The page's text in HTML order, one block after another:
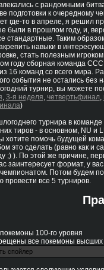
с рандомными
подготовки к очередному
где-то в апреле, я решил
были в прошлом году, и,
стандартные. Таким
навыки в
стать полезным
году сборная команда
16 команд со всего мира.
события не остались без
турнир, вы можете
, 3-я неделя, четвертьфинал,
)
турнира в
тиров - в основном, NU и
хотите помочь будущей
это сделать (равно как и
;) ). По этой же причине,
заинтересует формат, у
Потом будем
провести все 5 турниров.
100-го уровня
все покемоны высших